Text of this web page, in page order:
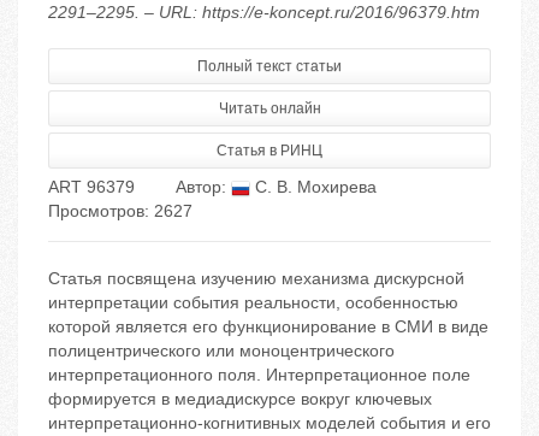
2291–2295. – URL: https://e-koncept.ru/2016/96379.htm
Полный текст статьи
Читать онлайн
Статья в РИНЦ
ART 96379 Автор:
С. В. Мохирева
Просмотров: 2627
Статья посвящена изучению механизма дискурсной
интерпретации события реальности, особенностью
которой является его функционирование в СМИ в виде
полицентрического или моноцентрического
интерпретационного поля. Интерпретационное поле
формируется в медиадискурсе вокруг ключевых
интерпретационно-когнитивных моделей события и его